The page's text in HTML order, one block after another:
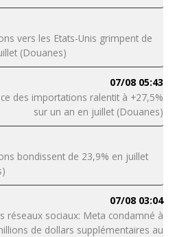
vers les Etats-Unis grimpent de
(Douanes)
07/08 05:43
des importations ralentit à +27,5%
sur un an en juillet (Douanes)
bondissent de 23,9% en juillet
07/08 03:04
réseaux sociaux: Meta condamné à
de dollars supplémentaires au